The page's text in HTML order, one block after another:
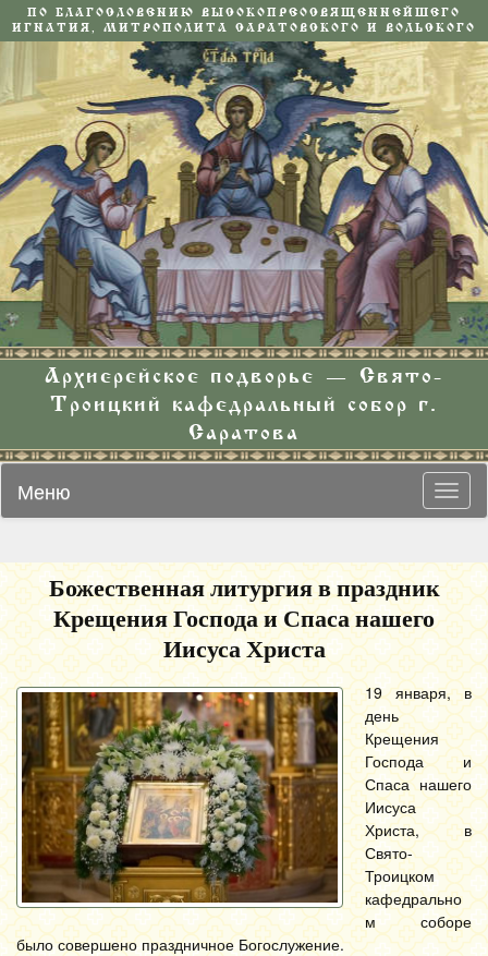
ПО БЛАГОСЛОВЕНИЮ ВЫСОКОПРЕОСВЯЩЕННЕЙШЕГО
ИГНАТИЯ, МИТРОПОЛИТА САРАТОВСКОГО И ВОЛЬСКОГО
Архиерейское подворье — Свято-
Троицкий кафедральный собор г.
Саратова
Меню
Божественная литургия в праздник
Крещения Господа и Спаса нашего
Иисуса Христа
19 января, в
день
Крещения
Господа и
Спаса нашего
Иисуса
Христа, в
Свято-
Троицком
кафедрально
м соборе
было совершено праздничное Богослужение.